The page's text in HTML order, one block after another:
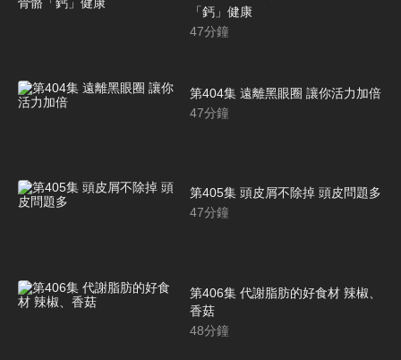
「鈣」健康
47分鐘
第404集 遠離黑眼圈 讓你活力加倍
47分鐘
第405集 頭皮屑不除掉 頭皮問題多
47分鐘
第406集 代謝脂肪的好食材 辣椒、
香菇
48分鐘